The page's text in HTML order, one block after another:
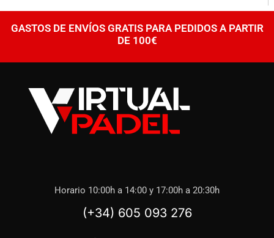
GASTOS DE ENVÍOS GRATIS PARA PEDIDOS A PARTIR
DE 100€
Horario 10:00h a 14:00 y 17:00h a 20:30h
(+34) 605 093 276